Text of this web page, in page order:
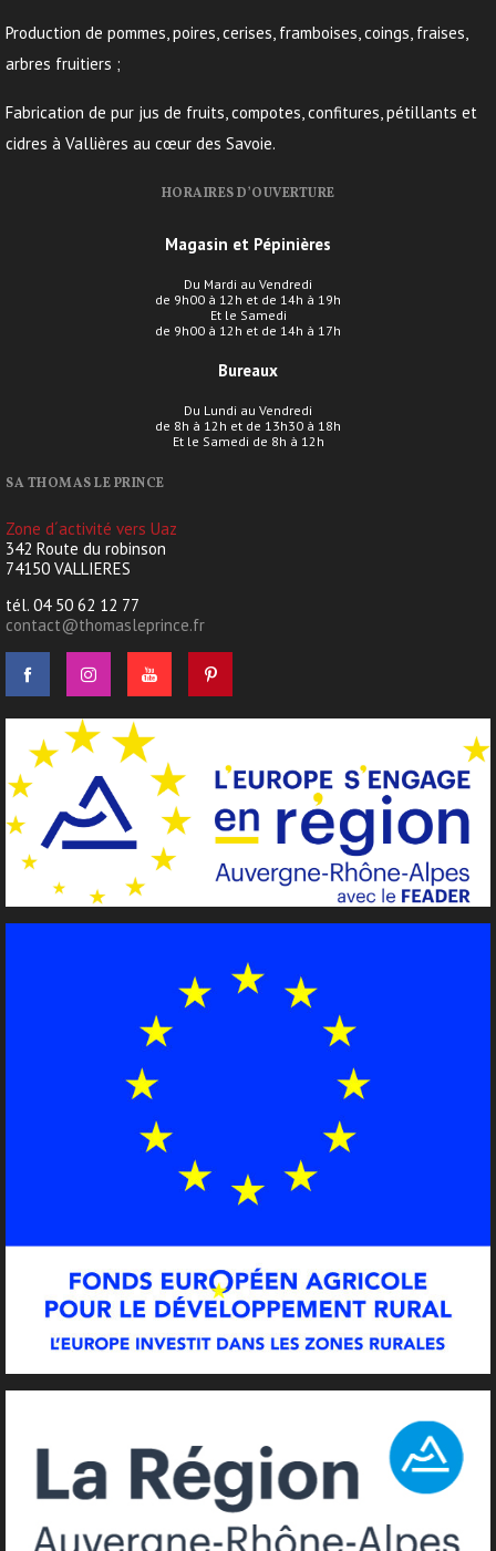
Production de pommes, poires, cerises, framboises, coings, fraises,
arbres fruitiers ;
Fabrication de pur jus de fruits, compotes, confitures, pétillants et
cidres à Vallières au cœur des Savoie.
HORAIRES D’OUVERTURE
Magasin et Pépinières
Du Mardi au Vendredi
de 9h00 à 12h et de 14h à 19h
Et le Samedi
de 9h00 à 12h et de 14h à 17h
Bureaux
Du Lundi au Vendredi
de 8h à 12h et de 13h30 à 18h
Et le Samedi de 8h à 12h
SA THOMAS LE PRINCE
Zone d´activité vers Uaz
342 Route du robinson
74150 VALLIERES
tél. 04 50 62 12 77
contact@thomasleprince.fr